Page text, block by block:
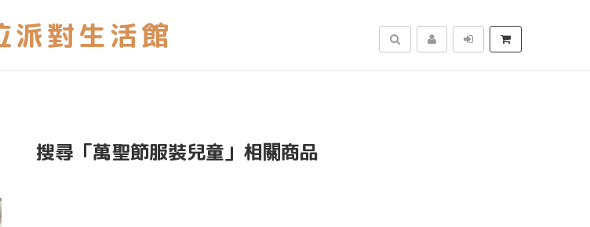
搜尋
搜尋「萬聖節服裝兒童」相關商品